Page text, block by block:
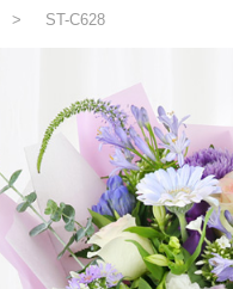
> ST-C628